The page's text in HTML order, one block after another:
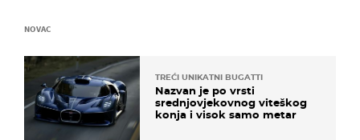
NOVAC
TREĆI UNIKATNI BUGATTI
Nazvan je po vrsti
srednjovjekovnog viteškog
konja i visok samo metar